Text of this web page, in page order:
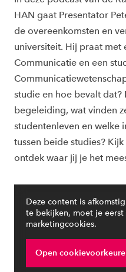
HAN gaat Presentator
de overeenkomsten en
universiteit. Hij praat met
Communicatie en een
studie en hoe bevalt dat?
begeleiding, wat vinden
studentenleven en welke
tussen beide studies?
ontdek waar jij je het
Deze content is
te bekijken, moet je
marketingcookies.
Open